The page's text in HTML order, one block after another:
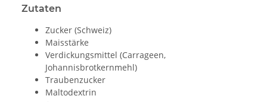
Zutaten
Zucker (Schweiz)
Maisstärke
Verdickungsmittel (Carrageen,
Johannisbrotkernmehl)
Traubenzucker
Maltodextrin